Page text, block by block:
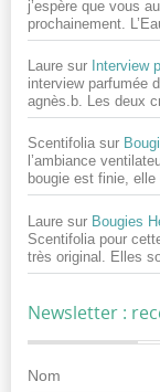
j’espère que vous
prochainement.
Laure sur Interview
interview parfumée
agnès.b. Les deux
Scentifolia sur
l’ambiance
bougie est finie,
Laure sur Bougies
Scentifolia pour
très original. Elles
Newsletter :
Nom